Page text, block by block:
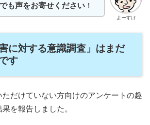
よーすけ
も声をお寄せください ！
に対する意識調査」はまだ
す
だけていない方向けのアンケートの趣
を報告しました。